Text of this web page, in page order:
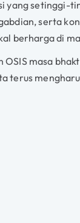
yang setinggi-
serta
berharga di
OSIS masa
terus